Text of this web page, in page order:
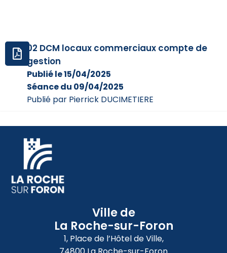
02 DCM locaux commerciaux compte de
gestion
Publié le 15/04/2025
Séance du 09/04/2025
Publié par Pierrick DUCIMETIERE
Ville de
La Roche-sur-Foron
1, Place de l’Hôtel de Ville,